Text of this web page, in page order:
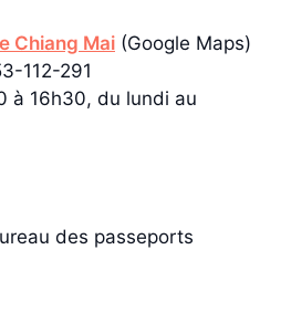
Chiang Mai (Google Maps)
112-291
à 16h30, du lundi au
des passeports